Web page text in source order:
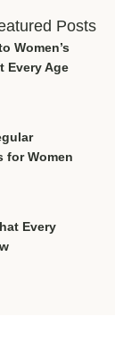
Posts
Women’s
Every Age
for Women
Every